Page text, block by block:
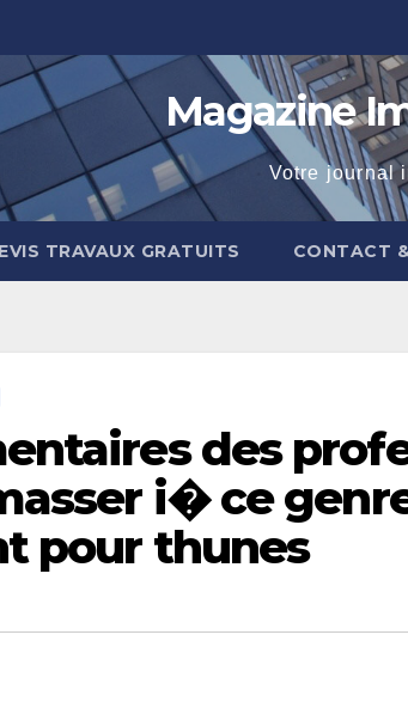
Magazine
Votre journal
TRAVAUX GRATUITS CONTACT
des
i� ce
pour thunes